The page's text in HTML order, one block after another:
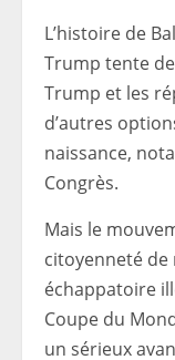
L’histoire de
Trump tente
Trump et les
d’autres
naissance,
Congrès.
Mais le
citoyenneté de
échappatoire
Coupe du
un sérieux